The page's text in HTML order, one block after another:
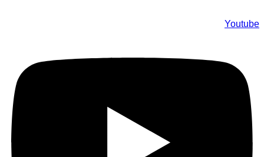
Youtube